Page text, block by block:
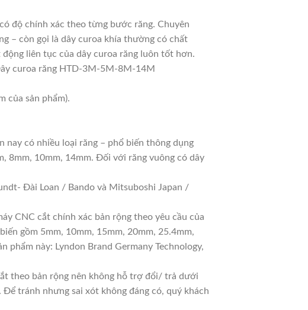
độ chính xác theo từng bước răng. Chuyên
– còn gọi là dây curoa khía thường có chất
liên tục của dây curoa răng luôn tốt hơn.
curoa răng HTD-3M-5M-8M-14M
của sản phẩm).
nay có nhiều loại răng – phổ biến thông dụng
8mm, 10mm, 14mm. Đối với răng vuông có dây
Đài Loan / Bando và Mitsuboshi Japan /
CNC cắt chính xác bản rộng theo yêu cầu của
gồm 5mm, 10mm, 15mm, 20mm, 25.4mm,
phẩm này: Lyndon Brand Germany Technology,
theo bản rộng nên không hỗ trợ đổi/ trả dưới
tránh nhưng sai xót không đáng có, quý khách